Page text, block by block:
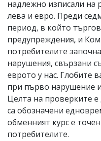
надлежно изписали на
лева и евро. Преди
период, в който
предупреждения, и
потребителите
нарушения, свързани
еврото у нас. Глобите
при първо нарушение
Целта на проверките е
са обозначени
обменният курс е
потребителите.